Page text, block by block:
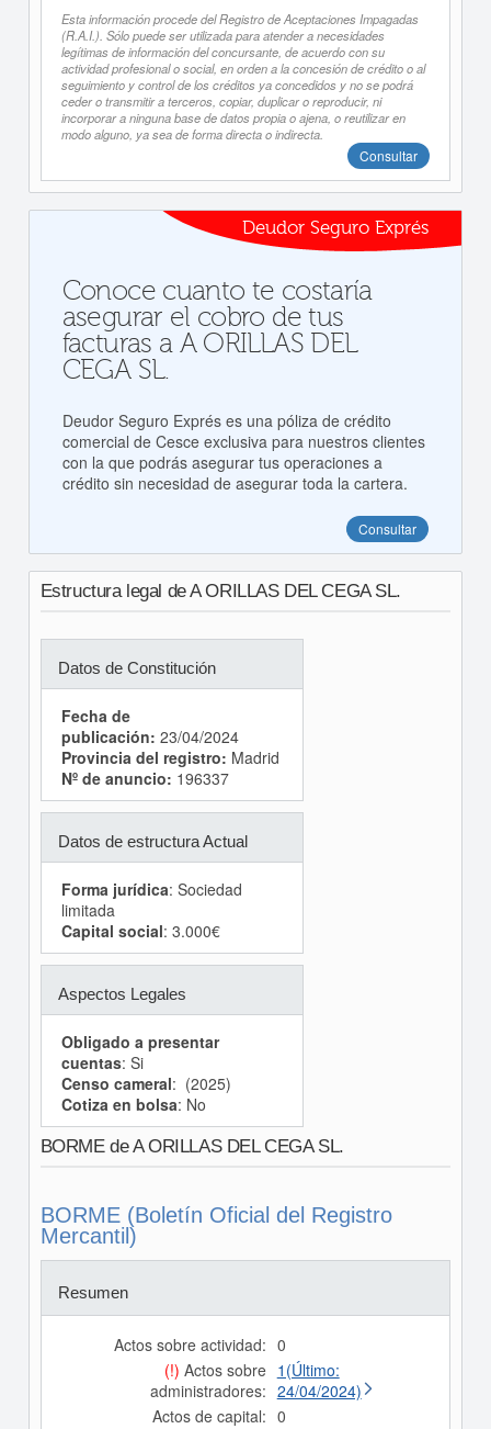
Esta información procede del Registro de Aceptaciones Impagadas
(R.A.I.). Sólo puede ser utilizada para atender a necesidades
legítimas de información del concursante, de acuerdo con su
actividad profesional o social, en orden a la concesión de crédito o al
seguimiento y control de los créditos ya concedidos y no se podrá
ceder o transmitir a terceros, copiar, duplicar o reproducir, ni
incorporar a ninguna base de datos propia o ajena, o reutilizar en
modo alguno, ya sea de forma directa o indirecta.
Consultar
Deudor Seguro Exprés
Conoce cuanto te costaría
asegurar el cobro de tus
facturas a A ORILLAS DEL
CEGA SL.
Deudor Seguro Exprés es una póliza de crédito
comercial de Cesce exclusiva para nuestros clientes
con la que podrás asegurar tus operaciones a
crédito sin necesidad de asegurar toda la cartera.
Consultar
Estructura legal de A ORILLAS DEL CEGA SL.
Datos de Constitución
Fecha de
publicación: 23/04/2024
Provincia del registro: Madrid
Nº de anuncio: 196337
Datos de estructura Actual
Forma jurídica: Sociedad
limitada
Capital social: 3.000€
Aspectos Legales
Obligado a presentar
cuentas: Si
Censo cameral: (2025)
Cotiza en bolsa: No
BORME de A ORILLAS DEL CEGA SL.
BORME (Boletín Oficial del Registro
Mercantil)
Resumen
Actos sobre actividad: 0
(!) Actos sobre
administradores:
1(Último:
24/04/2024)
Actos de capital: 0